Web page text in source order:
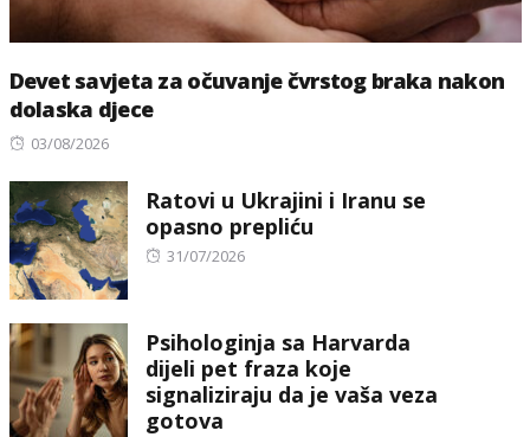
Devet savjeta za očuvanje čvrstog braka nakon
dolaska djece
Posted
03/08/2026
Ratovi u Ukrajini i Iranu se
opasno prepliću
Posted
31/07/2026
Psihologinja sa Harvarda
dijeli pet fraza koje
signaliziraju da je vaša veza
gotova